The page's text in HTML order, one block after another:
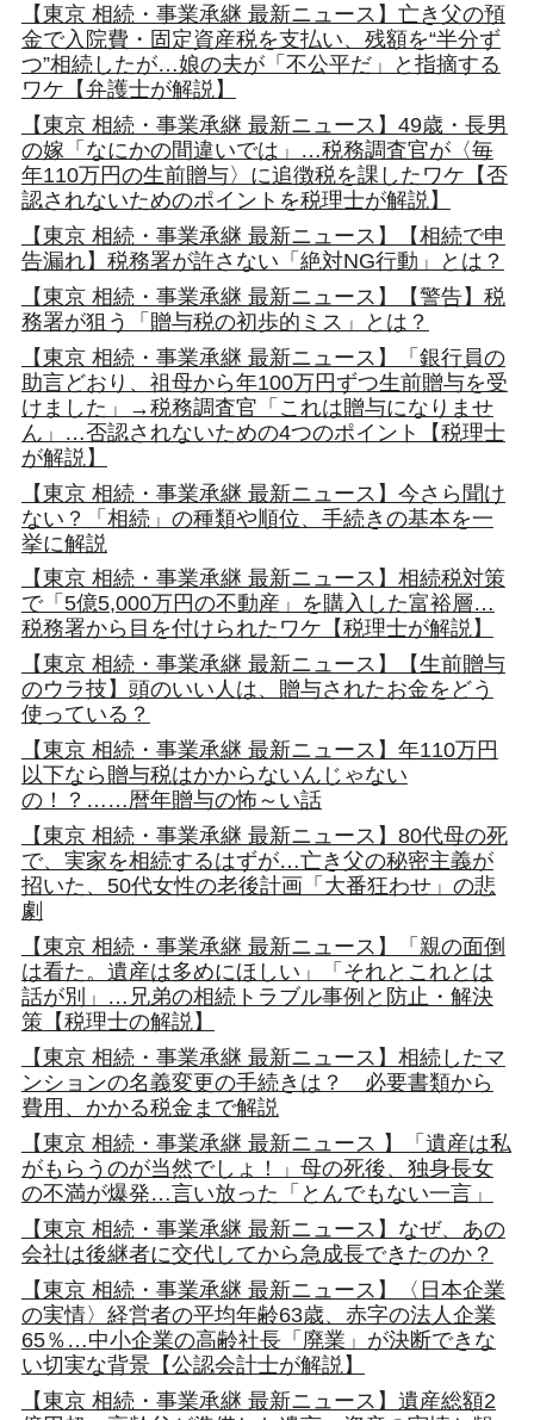
【東京 相続・事業承継 最新ニュース】亡き父の預
金で入院費・固定資産税を支払い、残額を“半分ず
つ”相続したが…娘の夫が「不公平だ」と指摘する
ワケ【弁護士が解説】
【東京 相続・事業承継 最新ニュース】49歳・長男
の嫁「なにかの間違いでは」…税務調査官が〈毎
年110万円の生前贈与〉に追徴税を課したワケ【否
認されないためのポイントを税理士が解説】
【東京 相続・事業承継 最新ニュース】【相続で申
告漏れ】税務署が許さない「絶対NG行動」とは？
【東京 相続・事業承継 最新ニュース】【警告】税
務署が狙う「贈与税の初歩的ミス」とは？
【東京 相続・事業承継 最新ニュース】「銀行員の
助言どおり、祖母から年100万円ずつ生前贈与を受
けました」→税務調査官「これは贈与になりませ
ん」…否認されないための4つのポイント【税理士
が解説】
【東京 相続・事業承継 最新ニュース】今さら聞け
ない？「相続」の種類や順位、手続きの基本を一
挙に解説
【東京 相続・事業承継 最新ニュース】相続税対策
で「5億5,000万円の不動産」を購入した富裕層…
税務署から目を付けられたワケ【税理士が解説】
【東京 相続・事業承継 最新ニュース】【生前贈与
のウラ技】頭のいい人は、贈与されたお金をどう
使っている？
【東京 相続・事業承継 最新ニュース】年110万円
以下なら贈与税はかからないんじゃない
の！？……暦年贈与の怖～い話
【東京 相続・事業承継 最新ニュース】80代母の死
で、実家を相続するはずが…亡き父の秘密主義が
招いた、50代女性の老後計画「大番狂わせ」の悲
劇
【東京 相続・事業承継 最新ニュース】「親の面倒
は看た。遺産は多めにほしい」「それとこれとは
話が別」…兄弟の相続トラブル事例と防止・解決
策【税理士の解説】
【東京 相続・事業承継 最新ニュース】相続したマ
ンションの名義変更の手続きは？ 必要書類から
費用、かかる税金まで解説
【東京 相続・事業承継 最新ニュース 】「遺産は私
がもらうのが当然でしょ！」母の死後、独身長女
の不満が爆発…言い放った「とんでもない一言」
【東京 相続・事業承継 最新ニュース】なぜ、あの
会社は後継者に交代してから急成長できたのか？
【東京 相続・事業承継 最新ニュース】〈日本企業
の実情〉経営者の平均年齢63歳、赤字の法人企業
65％…中小企業の高齢社長「廃業」が決断できな
い切実な背景【公認会計士が解説】
【東京 相続・事業承継 最新ニュース】遺産総額2